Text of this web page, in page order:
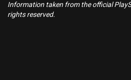
Information taken from the official
rights reserved.